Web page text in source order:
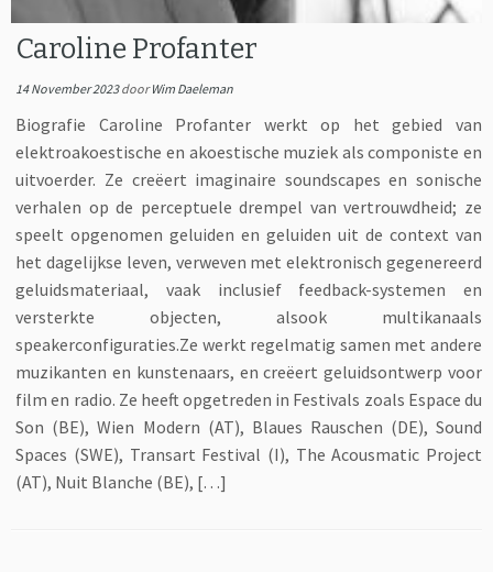
Caroline Profanter
14 November 2023doorWim Daeleman
Biografie Caroline Profanter werkt op het gebied van
elektroakoestische en akoestische muziek als componiste en
uitvoerder. Ze creëert imaginaire soundscapes en sonische
verhalen op de perceptuele drempel van vertrouwdheid; ze
speelt opgenomen geluiden en geluiden uit de context van
het dagelijkse leven, verweven met elektronisch gegenereerd
geluidsmateriaal, vaak inclusief feedback-systemen en
versterkte objecten, alsook multikanaals
speakerconfiguraties.Ze werkt regelmatig samen met andere
muzikanten en kunstenaars, en creëert geluidsontwerp voor
film en radio. Ze heeft opgetreden in Festivals zoals Espace du
Son (BE), Wien Modern (AT), Blaues Rauschen (DE), Sound
Spaces (SWE), Transart Festival (I), The Acousmatic Project
(AT), Nuit Blanche (BE), […]